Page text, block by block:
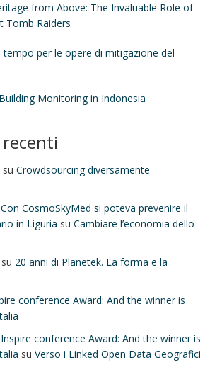
from Above: The Invaluable Role of
Tomb Raiders
tempo per le opere di mitigazione del
Monitoring in Indonesia
su Crowdsourcing diversamente
CosmoSkyMed si poteva prevenire il
in Liguria su Cambiare l’economia dello
su 20 anni di Planetek. La forma e la
conference Award: And the winner is
conference Award: And the winner is
su Verso i Linked Open Data Geografici